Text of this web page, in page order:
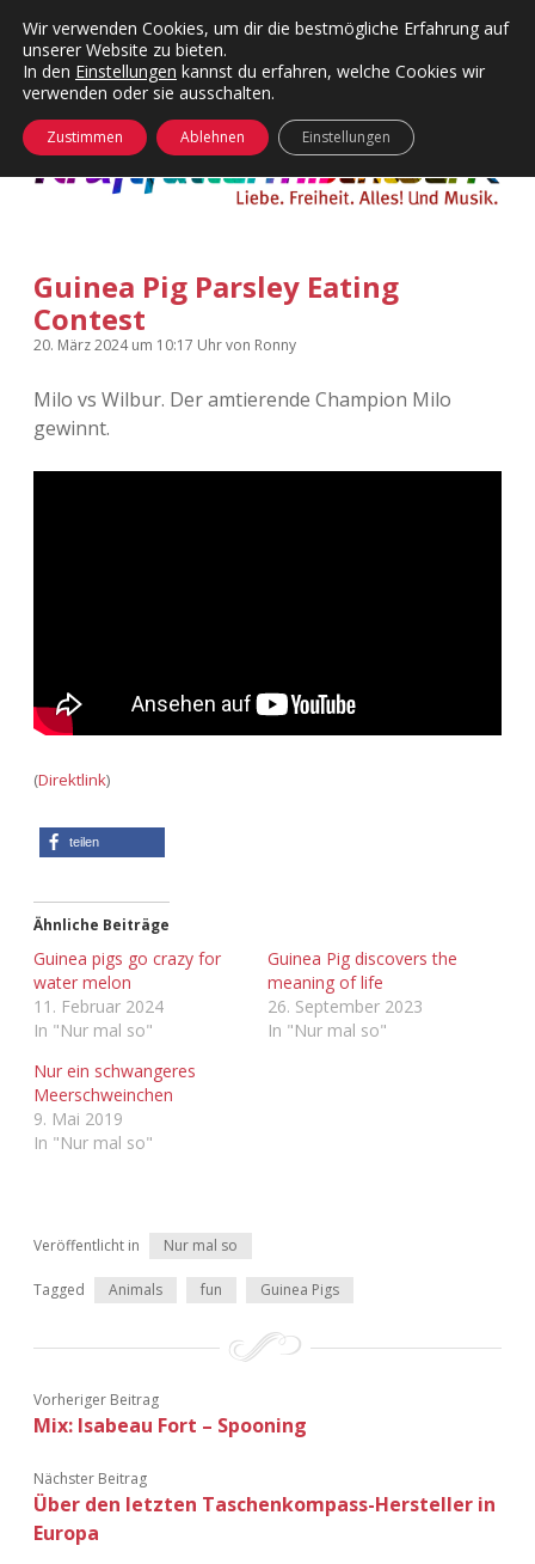
Kategorien
Menü
24 Hours Chilling
Die Wende
KFMW-Disco
kfmw.stuff
Kopfkinomusik
KFMW-Disco
Dates
Contact
Adventskalender
Adventskalender 2010
Adventskalender 2015
Adventskalender 2020
Adventskalender 2021
Adventskalender 2022
facebook
instagram
rss soundcloud
vimeoBluesky
öffnen
Guinea Pig Parsley Eating
Contest
20. März 2024um 10:17 Uhrvon Ronny
Milo vs Wilbur. Der amtierende Champion Milo
gewinnt.
(Direktlink)
teilen
Ähnliche Beiträge
Guinea pigs go crazy for
water melon
11. Februar 2024
In "Nur mal so"
Guinea Pig discovers the
meaning of life
26. September 2023
In "Nur mal so"
Nur ein schwangeres
Meerschweinchen
9. Mai 2019
In "Nur mal so"
Veröffentlicht in Nur mal so
Tagged Animals fun Guinea Pigs
Vorheriger Beitrag
Mix: Isabeau Fort – Spooning
Nächster Beitrag
Über den letzten Taschenkompass-Hersteller in
Europa
Wir verwenden Cookies, um dir die bestmögliche Erfahrung auf
unserer Website zu bieten.
In den Einstellungen kannst du erfahren, welche Cookies wir
verwenden oder sie ausschalten.
Zustimmen Ablehnen Einstellungen